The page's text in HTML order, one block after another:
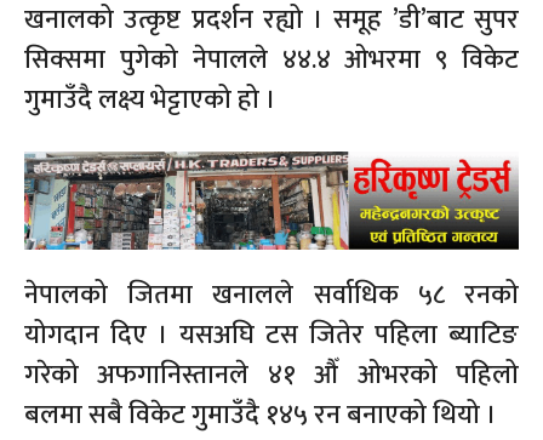
खनालको उत्कृष्ट प्रदर्शन रह्यो । समूह ’डी’बाट सुपर
सिक्समा पुगेको नेपालले ४४.४ ओभरमा ९ विकेट
गुमाउँदै लक्ष्य भेट्टाएको हो ।
नेपालको जितमा खनालले सर्वाधिक ५८ रनको
योगदान दिए । यसअघि टस जितेर पहिला ब्याटिङ
गरेको अफगानिस्तानले ४१ औँ ओभरको पहिलो
बलमा सबै विकेट गुमाउँदै १४५ रन बनाएको थियो ।